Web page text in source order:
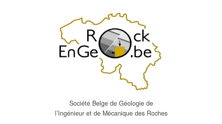
Société Belge de Géologie de
l’Ingénieur et de Mécanique des Roches